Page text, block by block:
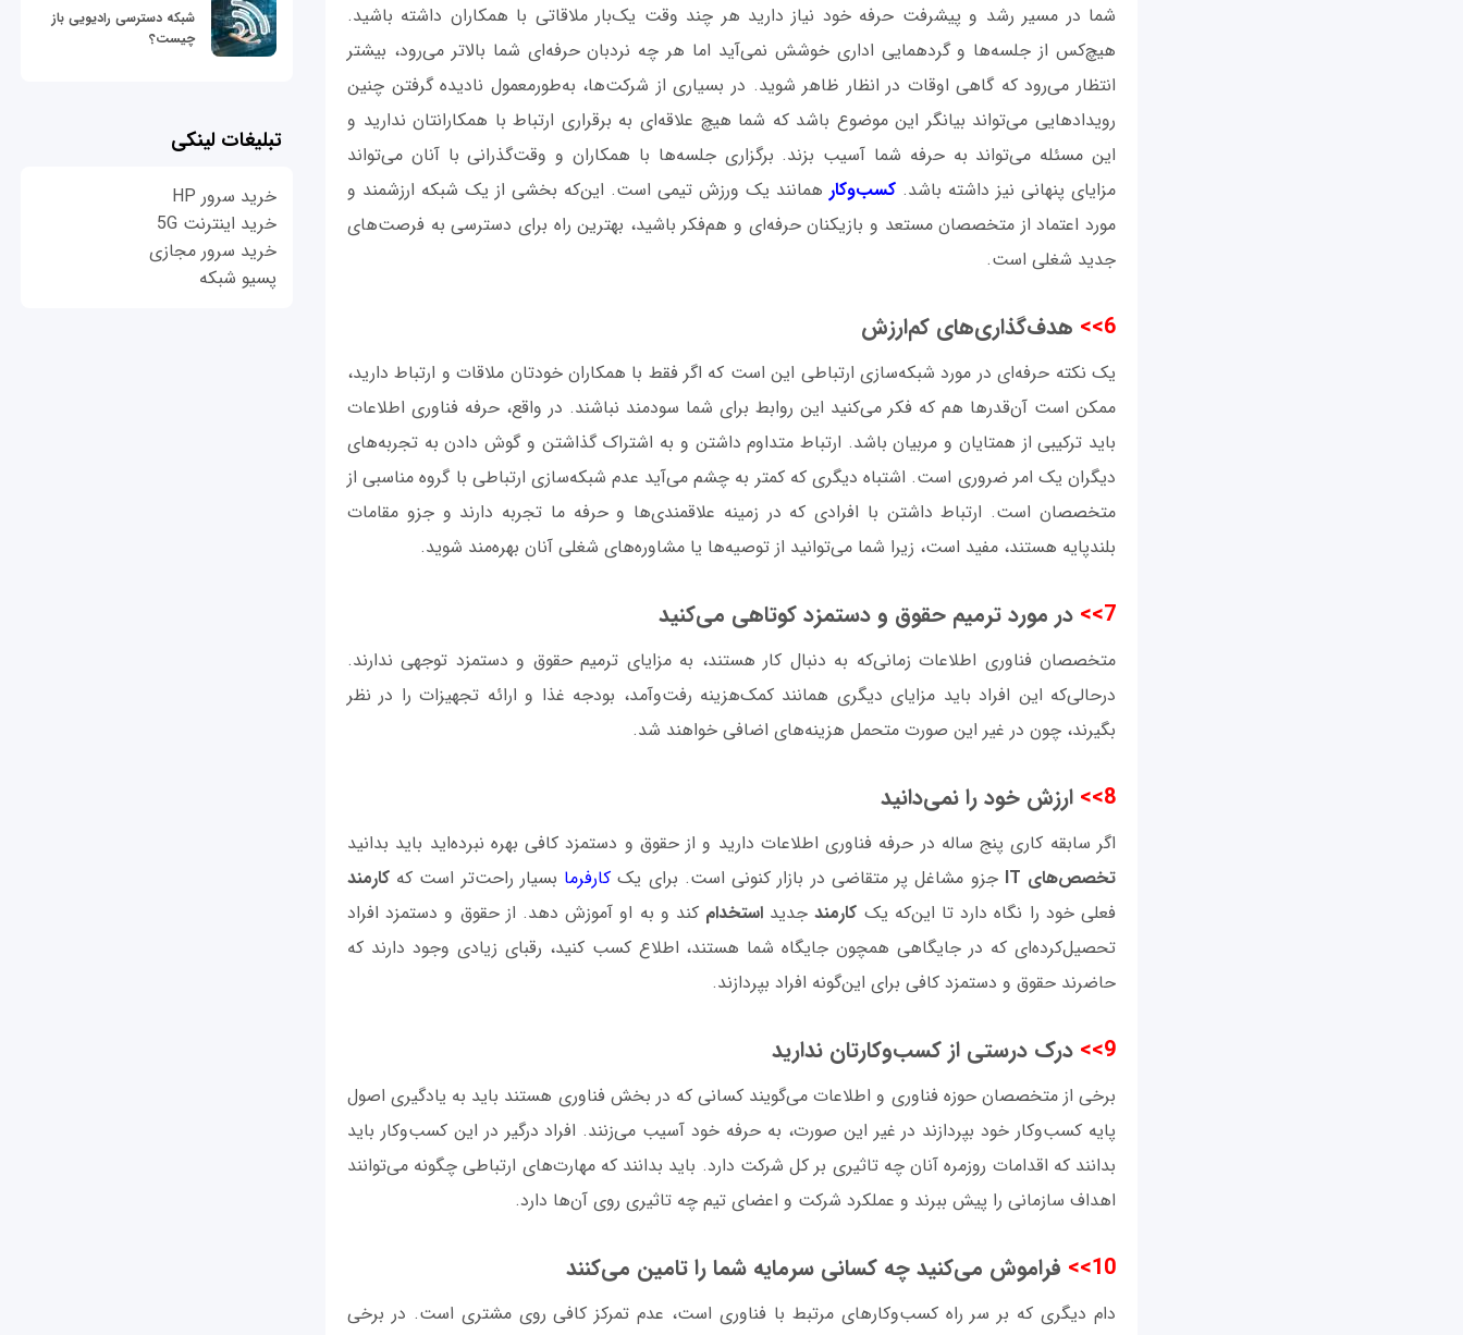
شما در مسیر رشد و پیشرفت حرفه خود نیاز دارید هر چند وقت یک‌بار ملاقاتی با همکاران داشته باشید.
هیچ‌کس از جلسه‌ها و گردهمایی‌ اداری خوشش نمی‌آید اما هر چه نردبان حرفه‌ای شما بالاتر می‌رود، بیشتر
انتظار می‌رود که گاهی اوقات در انظار ظاهر شوید. در بسیاری از شرکت‌ها، به‌طورمعمول نادیده گرفتن چنین
رویدادهایی می‌تواند بیانگر این موضوع باشد که شما هیچ علاقه‌ای به برقراری ارتباط با همکارانتان ندارید و
این مسئله می‌تواند به حرفه شما آسیب بزند. برگزاری جلسه‌ها با همکاران و وقت‌گذرانی با آنان می‌تواند
مزایای پنهانی نیز داشته باشد. کسب‌وکار همانند یک ورزش تیمی است. این‌که بخشی از یک شبکه ارزشمند و
مورد اعتماد از متخصصان مستعد و بازیکنان حرفه‌ای و هم‌فکر باشید، بهترین راه برای دسترسی به فرصت‌های
جدید شغلی است.
6>> هدف‌گذاری‌های کم‌ارزش
یک نکته حرفه‌ای در مورد شبکه‌سازی ارتباطی این است که اگر فقط با همکاران خودتان ملاقات و ارتباط دارید،
ممکن است آن‌قدرها هم که فکر می‌کنید این روابط برای شما سودمند نباشند. در واقع، حرفه فناوری اطلاعات
باید ترکیبی از همتایان و مربیان باشد. ارتباط متداوم داشتن و به اشتراک گذاشتن و گوش دادن به تجربه‌های
دیگران یک امر ضروری است. اشتباه دیگری که کمتر به چشم می‌آید عدم شبکه‌سازی ارتباطی با گروه مناسبی از
متخصصان است. ارتباط داشتن با افرادی که در زمینه علاقمندی‌ها و حرفه‌ ما تجربه دارند و جزو مقامات
بلندپایه هستند، مفید است، زیرا شما می‌توانید از توصیه‌ها یا مشاوره‌های شغلی آنان بهره‌مند شوید.
7>> در مورد ترمیم حقوق و دستمزد کوتاهی می‌کنید
متخصصان فناوری اطلاعات زمانی‌که به دنبال کار هستند، به مزایای ترمیم حقوق و دستمزد توجهی ندارند.
درحالی‌که این افراد باید مزایای دیگری همانند کمک‌هزینه رفت‌وآمد، بودجه غذا و ارائه تجهیزات را در نظر
بگیرند، چون در غیر این صورت متحمل هزینه‌های اضافی خواهند شد.
8>> ارزش خود را نمی‌دانید
اگر سابقه کاری پنج ساله در حرفه فناوری اطلاعات دارید و از حقوق و دستمزد کافی بهره نبرده‌اید باید بدانید
تخصص‌های IT
جزو مشاغل پر متقاضی در بازار کنونی است. برای یک کارفرما بسیار راحت‌تر است که کارمند
فعلی خود را نگاه دارد تا این‌که یک کارمند جدید استخدامکند و به او آموزش دهد. از حقوق و دستمزد افراد
تحصیل‌کرده‌ای که در جایگاهی همچون جایگاه شما هستند، اطلاع کسب کنید، رقبای زیادی وجود دارند که
حاضرند حقوق و دستمزد کافی برای این‌گونه افراد بپردازند.
9>> درک درستی از کسب‌وکارتان ندارید
برخی از متخصصان حوزه فناوری و اطلاعات می‌گویند کسانی که در بخش فناوری هستند باید به یادگیری اصول
پایه کسب‌وکار خود بپردازند در غیر این صورت، به حرفه خود آسیب می‌زنند. افراد درگیر در این کسب‌وکار باید
بدانند که اقدامات روزمره آنان چه تاثیری بر کل شرکت دارد. باید بدانند که مهارت‌های ارتباطی چگونه می‌توانند
اهداف سازمانی را پیش ببرند و عملکرد شرکت و اعضای تیم چه تاثیری روی آن‌ها دارد.
10>> فراموش می‌کنید چه کسانی سرمایه شما را تامین می‌کنند
دام دیگری که بر سر راه کسب‌وکارهای مرتبط با فناوری است، عدم تمرکز کافی روی مشتری است. در برخی
شبکه دسترسی رادیویی باز
چیست؟
تبلیغات لینکی
خرید سرور HP
خرید اینترنت 5G
خرید سرور مجازی
پسیو شبکه